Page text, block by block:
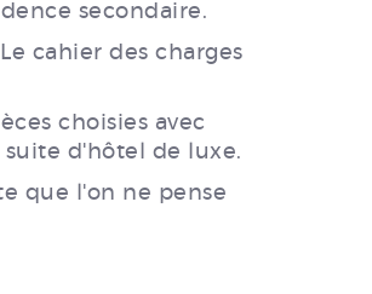
secondaire.
cahier des charges
choisies avec
d'hôtel de luxe.
que l'on ne pense